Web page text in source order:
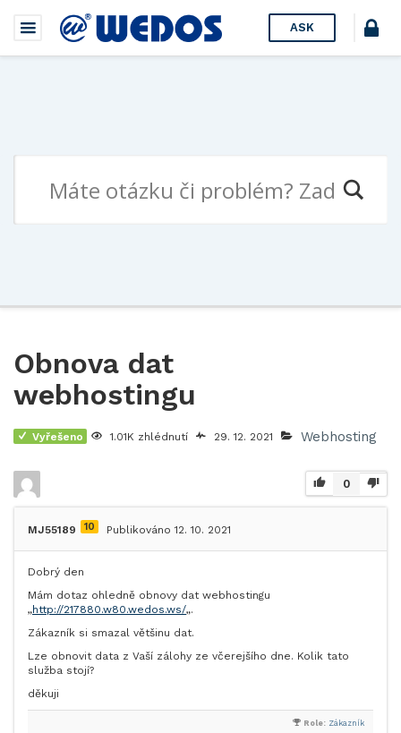
ASK
Obnova dat
webhostingu
Vyřešeno 1.01K zhlédnutí 29. 12. 2021 Webhosting
0
MJ55189 10 Publikováno 12. 10. 2021
Dobrý den
Mám dotaz ohledně obnovy dat webhostingu
„http://217880.w80.wedos.ws/„.
Zákazník si smazal většinu dat.
Lze obnovit data z Vaší zálohy ze včerejšího dne. Kolik tato
služba stojí?
děkuji
Role: Zákazník